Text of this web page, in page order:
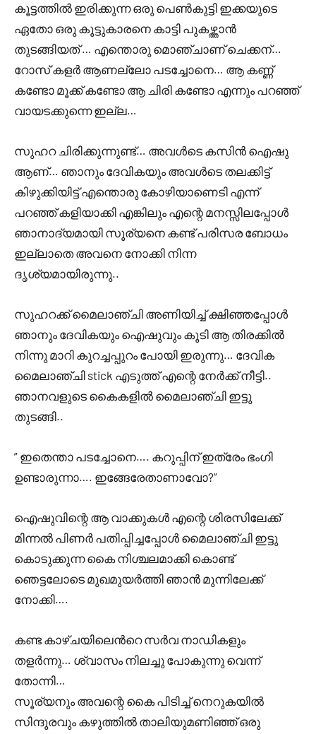
കൂട്ടത്തിൽ ഇരിക്കുന്ന ഒരു പെൺകുട്ടി ഇക്കയുടെ
ഏതോ ഒരു കൂട്ടുകാരനെ കാട്ടി പുകഴ്ത്താൻ
തുടങ്ങിയത് … എന്തൊരു മൊഞ്ചാണ് ചെക്കന്…
റോസ് കളർ ആണല്ലോ പടച്ചോനെ… ആ കണ്ണ്
കണ്ടോ മൂക്ക് കണ്ടോ ആ ചിരി കണ്ടോ എന്നും പറഞ്ഞ്
വായടക്കുന്നെ ഇല്ല…
സുഹറ ചിരിക്കുന്നുണ്ട്… അവൾടെ കസിൻ ഐഷു
ആണ്‌… ഞാനും ദേവികയും അവൾടെ തലക്കിട്ട്
കിഴുക്കിയിട്ട്‌ എന്തൊരു കോഴിയാണെടി എന്ന്
പറഞ്ഞ് കളിയാക്കി എങ്കിലും എന്റെ മനസ്സിലപ്പോൾ
ഞാനാദ്യമായി സൂര്യനെ കണ്ട് പരിസര ബോധം
ഇല്ലാതെ അവനെ നോക്കി നിന്ന
ദൃശ്യമായിരുന്നു..
സുഹറക്ക് മൈലാഞ്ചി അണിയിച്ച് ക്ഷിഞ്ഞപ്പോൾ
ഞാനും ദേവികയും ഐഷുവും കൂടി ആ തിരക്കിൽ
നിന്നു മാറി കുറച്ചപ്പുറം പോയി ഇരുന്നു… ദേവിക
മൈലാഞ്ചി stick എടുത്ത് എന്റെ നേർക്ക് നീട്ടി..
ഞാനവളുടെ കൈകളിൽ മൈലാഞ്ചി ഇട്ടു
തുടങ്ങി..
” ഇതെന്താ പടച്ചോനെ…. കറുപ്പിന് ഇത്രേം ഭംഗി
ഉണ്ടാരുന്നാ…. ഇങ്ങേരേതാണാവോ?”
ഐഷുവിന്റെ ആ വാക്കുകൾ എന്റെ ശിരസിലേക്ക്‌
മിന്നൽ പിണർ പതിപ്പിച്ചപ്പോൾ മൈലാഞ്ചി ഇട്ടു
കൊടുക്കുന്ന കൈ നിശ്ചലമാക്കി കൊണ്ട്
ഞെട്ടലോടെ മുഖമുയർത്തി ഞാൻ മുന്നിലേക്ക്
നോക്കി….
കണ്ട കാഴ്ചയിലെന്‍റെ സർവ നാഡികളും
തളർന്നു… ശ്വാസം നിലച്ചു പോകുന്നു വെന്ന്
തോന്നി…
സൂര്യനും അവന്റെ കൈ പിടിച്ച് നെറുകയിൽ
സിന്ദൂരവും കഴുത്തിൽ താലിയുമണിഞ്ഞ് ഒരു